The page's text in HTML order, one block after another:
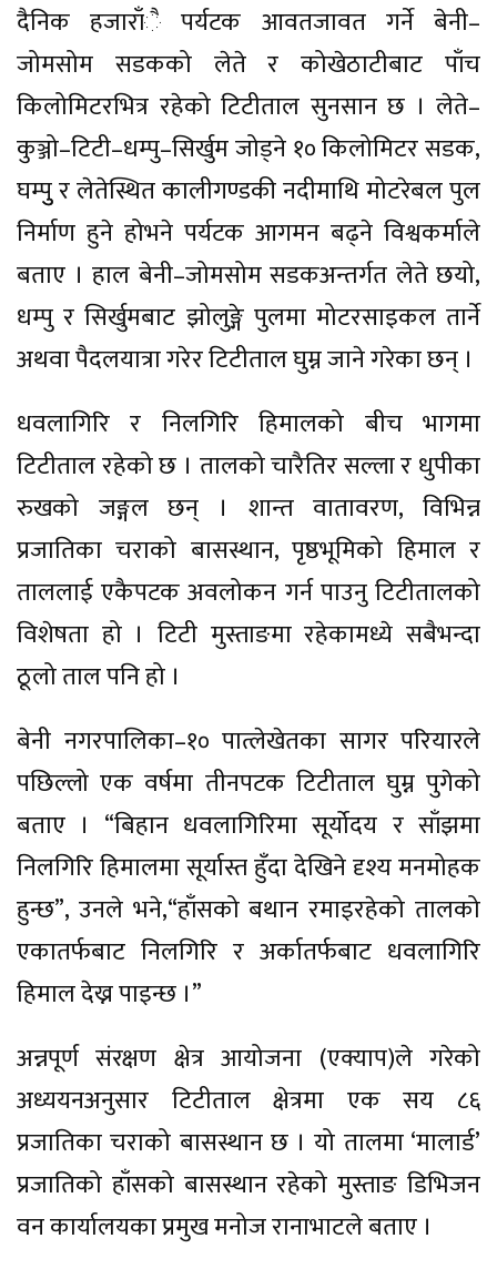
दैनिक हजाराँै पर्यटक आवतजावत गर्ने बेनी–
जोमसोम सडकको लेते र कोखेठाटीबाट पाँच
किलोमिटरभित्र रहेको टिटीताल सुनसान छ । लेते–
कुञ्जो–टिटी–धम्पु–सिर्खुम जोड्ने १० किलोमिटर सडक,
घम्पुु र लेतेस्थित कालीगण्डकी नदीमाथि मोटरेबल पुल
निर्माण हुने होभने पर्यटक आगमन बढ्ने विश्वकर्माले
बताए । हाल बेनी–जोमसोम सडकअन्तर्गत लेते छयो,
धम्पु र सिर्खुमबाट झोलुङ्गे पुलमा मोटरसाइकल तार्ने
अथवा पैदलयात्रा गरेर टिटीताल घुम्न जाने गरेका छन् ।
धवलागिरि र निलगिरि हिमालको बीच भागमा
टिटीताल रहेको छ । तालको चारैतिर सल्ला र धुपीका
रुखको जङ्गल छन् । शान्त वातावरण, विभिन्न
प्रजातिका चराको बासस्थान, पृष्ठभूमिको हिमाल र
ताललाई एकैपटक अवलोकन गर्न पाउनु टिटीतालको
विशेषता हो । टिटी मुस्ताङमा रहेकामध्ये सबैभन्दा
ठूलो ताल पनि हो ।
बेनी नगरपालिका–१० पात्लेखेतका सागर परियारले
पछिल्लो एक वर्षमा तीनपटक टिटीताल घुम्न पुगेको
बताए । “बिहान धवलागिरिमा सूर्योदय र साँझमा
निलगिरि हिमालमा सूर्यास्त हुँदा देखिने दृश्य मनमोहक
हुन्छ”, उनले भने,“हाँसको बथान रमाइरहेको तालको
एकातर्फबाट निलगिरि र अर्कातर्फबाट धवलागिरि
हिमाल देख्न पाइन्छ ।”
अन्नपूर्ण संरक्षण क्षेत्र आयोजना (एक्याप)ले गरेको
अध्ययनअनुसार टिटीताल क्षेत्रमा एक सय ८६
प्रजातिका चराको बासस्थान छ । यो तालमा ‘मालार्ड’
प्रजातिको हाँसको बासस्थान रहेको मुस्ताङ डिभिजन
वन कार्यालयका प्रमुख मनोज रानाभाटले बताए ।